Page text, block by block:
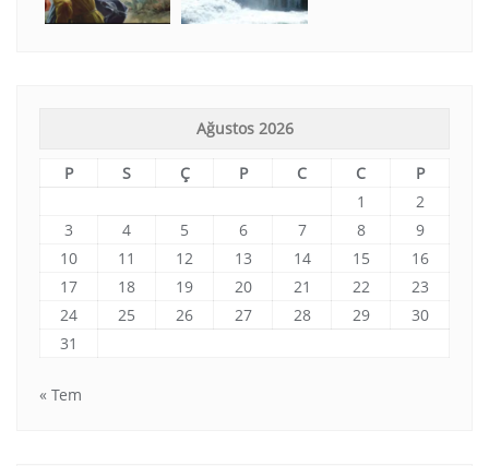
Ağustos 2026
P S Ç P C C
P
1
2
3
4 5 6 7 8
9
10
11 12 13 14 15
16
17
18 19 20 21 22
23
24
25 26 27 28 29
30
31
« Tem